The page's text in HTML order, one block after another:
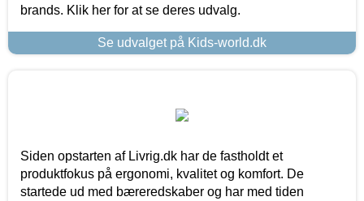
brands. Klik her for at se deres udvalg.
Se udvalget på Kids-world.dk
Siden opstarten af Livrig.dk har de fastholdt et
produktfokus på ergonomi, kvalitet og komfort. De
startede ud med bæreredskaber og har med tiden